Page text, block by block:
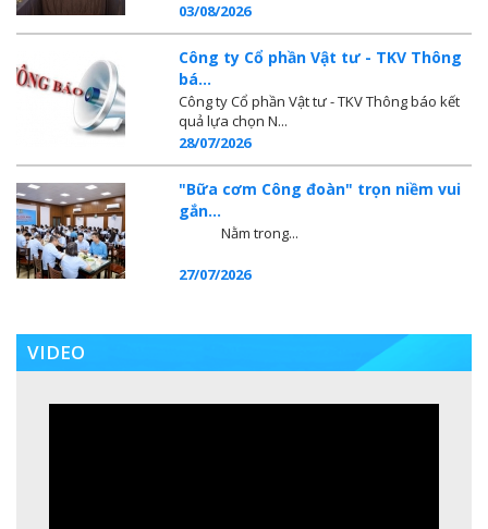
03/08/2026
Công ty Cổ phần Vật tư - TKV Thông
bá...
Công ty Cổ phần Vật tư - TKV Thông báo kết
quả lựa chọn N...
28/07/2026
"Bữa cơm Công đoàn" trọn niềm vui
gắn...
Nằm trong...
27/07/2026
VIDEO